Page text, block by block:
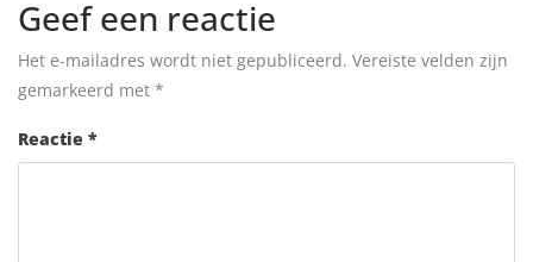
Geef een reactie
Het e-mailadres wordt niet gepubliceerd. Vereiste velden zijn
gemarkeerd met *
Reactie *